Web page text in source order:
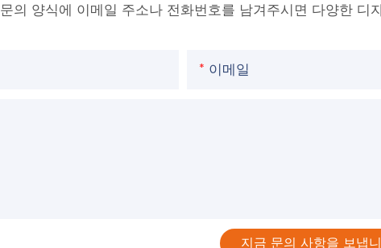
문의 양식에 이메일 주소나 전화번호를 남겨주시면 다양한 디
이메일
지금 문의 사항을 보냅